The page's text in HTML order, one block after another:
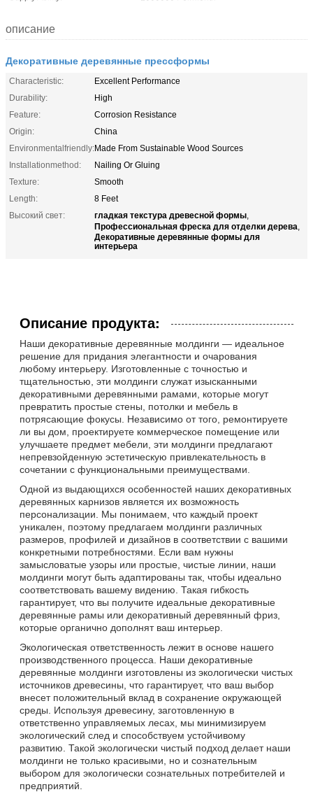
описание
Декоративные деревянные прессформы
Characteristic:
Excellent Performance
Durability:
High
Feature:
Corrosion Resistance
Origin:
China
Environmentalfriendly:Made From Sustainable Wood Sources
Installationmethod:
Nailing Or Gluing
Texture:
Smooth
Length:
8 Feet
Высокий свет:
гладкая текстура древесной формы,
Профессиональная фреска для отделки дерева,
Декоративные деревянные формы для
интерьера
Описание продукта:
Наши декоративные деревянные молдинги — идеальное
решение для придания элегантности и очарования
любому интерьеру. Изготовленные с точностью и
тщательностью, эти молдинги служат изысканными
декоративными деревянными рамами, которые могут
превратить простые стены, потолки и мебель в
потрясающие фокусы. Независимо от того, ремонтируете
ли вы дом, проектируете коммерческое помещение или
улучшаете предмет мебели, эти молдинги предлагают
непревзойденную эстетическую привлекательность в
сочетании с функциональными преимуществами.
Одной из выдающихся особенностей наших декоративных
деревянных карнизов является их возможность
персонализации. Мы понимаем, что каждый проект
уникален, поэтому предлагаем молдинги различных
размеров, профилей и дизайнов в соответствии с вашими
конкретными потребностями. Если вам нужны
замысловатые узоры или простые, чистые линии, наши
молдинги могут быть адаптированы так, чтобы идеально
соответствовать вашему видению. Такая гибкость
гарантирует, что вы получите идеальные декоративные
деревянные рамы или декоративный деревянный фриз,
которые органично дополнят ваш интерьер.
Экологическая ответственность лежит в основе нашего
производственного процесса. Наши декоративные
деревянные молдинги изготовлены из экологически чистых
источников древесины, что гарантирует, что ваш выбор
внесет положительный вклад в сохранение окружающей
среды. Используя древесину, заготовленную в
ответственно управляемых лесах, мы минимизируем
экологический след и способствуем устойчивому
развитию. Такой экологически чистый подход делает наши
молдинги не только красивыми, но и сознательным
выбором для экологически сознательных потребителей и
предприятий.